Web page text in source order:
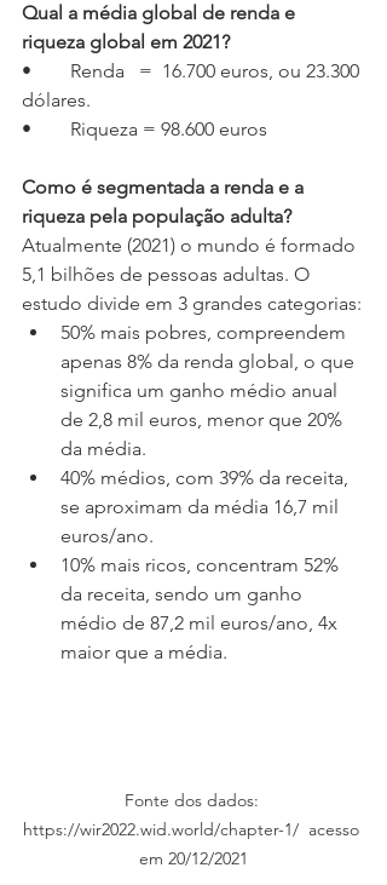
Qual a média global de renda e
riqueza global em 2021?
•	Renda   =  16.700 euros, ou 23.300
dólares.
•	Riqueza = 98.600 euros
Como é segmentada a renda e a
riqueza pela população adulta?
Atualmente (2021) o mundo é formado
5,1 bilhões de pessoas adultas. O
estudo divide em 3 grandes categorias:
50% mais pobres, compreendem
apenas 8% da renda global, o que
significa um ganho médio anual
de 2,8 mil euros, menor que 20%
da média.
40% médios, com 39% da receita,
se aproximam da média 16,7 mil
euros/ano.
10% mais ricos, concentram 52%
da receita, sendo um ganho
médio de 87,2 mil euros/ano, 4x
maior que a média.
Fonte dos dados:
https://wir2022.wid.world/chapter-1/  acesso
em 20/12/2021